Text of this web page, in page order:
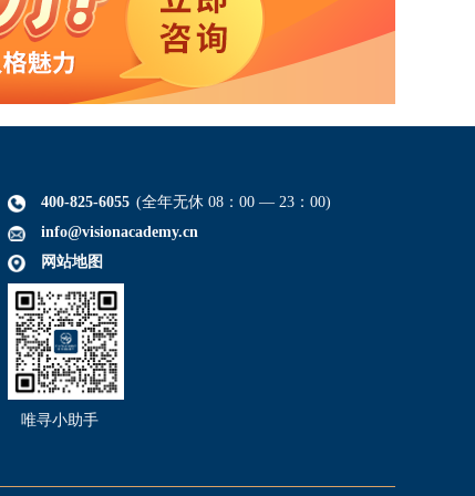
400-825-6055 (全年无休 08：00 — 23：00)
info@visionacademy.cn
网站地图
唯寻小助手